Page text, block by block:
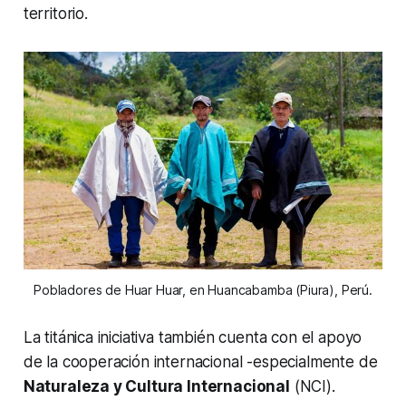
territorio.
Pobladores de Huar Huar, en Huancabamba (Piura), Perú.
La titánica iniciativa también cuenta con el apoyo
de la cooperación internacional -especialmente de
Naturaleza y Cultura Internacional (NCI).